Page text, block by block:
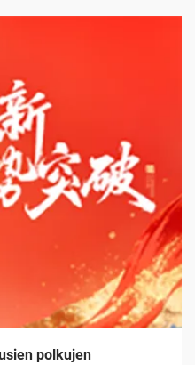
polkujen